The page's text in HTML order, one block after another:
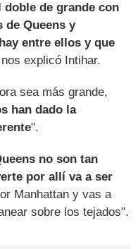
doble de grande con
Queens y
entre ellos y que
explicó Intihar.
sea más grande,
han dado la
".
no son tan
por allí va a ser
Manhattan y vas a
sobre los tejados".